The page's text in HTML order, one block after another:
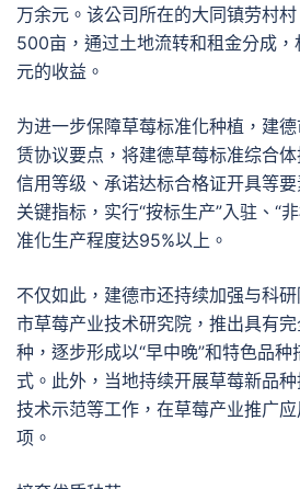
万余元。该公司所在的大同镇劳村
500亩，通过土地流转和租金分成
元的收益。
为进一步保障草莓标准化种植，建德
赁协议要点，将建德草莓标准综合
信用等级、承诺达标合格证开具等
关键指标，实行“按标生产”入驻、“
准化生产程度达95%以上。
不仅如此，建德市还持续加强与科
市草莓产业技术研究院，推出具有
种，逐步形成以“早中晚”和特色品
式。此外，当地持续开展草莓新品
技术示范等工作，在草莓产业推广
项。